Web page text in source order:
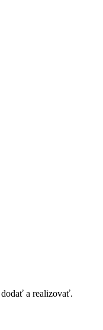
a realizovať.